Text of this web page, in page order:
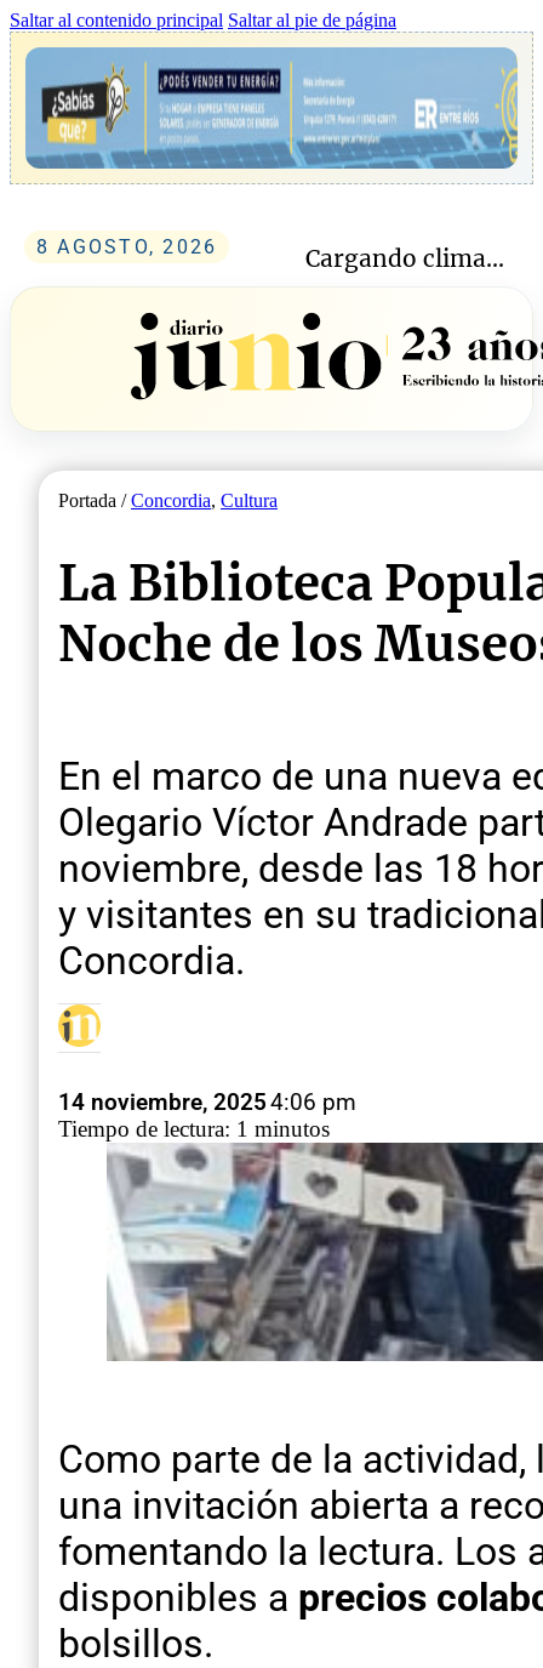
Saltar al contenido principal Saltar al pie de página
8 AGOSTO, 2026 Cargando clima...
Portada /Concordia, Cultura
La Biblioteca
Noche de los
En el marco de una nueva
Olegario Víctor Andrade
noviembre, desde las 18
y visitantes en su
Concordia.
14 noviembre, 20254:06 pm
Tiempo de lectura: 1 minutos
Como parte de la
una invitación abierta a
fomentando la lectura. Los
disponibles a precios
bolsillos.